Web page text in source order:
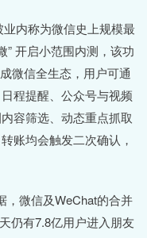
内称为微信史上规模最
” 开启小范围内测，该功
微信全生态，用户可通
程提醒、公众号与视频
容筛选、动态重点抓取
账均会触发二次确认，
，微信及WeChat的合并
仍有7.8亿用户进入朋友